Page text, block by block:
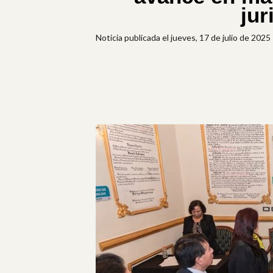
Noticia publicada el jueves, 17 de julio de 2025